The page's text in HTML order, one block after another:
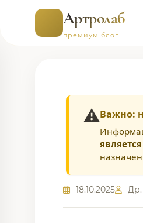
Артролаб
премиум блог
⚠️Важно:
18.10.2025